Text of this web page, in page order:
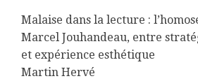
Malaise dans la lecture :
Marcel Jouhandeau, entre
et expérience esthétique
Martin Hervé